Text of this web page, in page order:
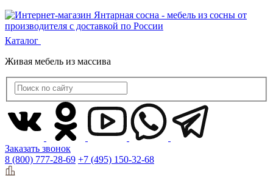
Каталог
Живая мебель из массива
Заказать звонок
8 (800) 777-28-69 +7 (495) 150-32-68